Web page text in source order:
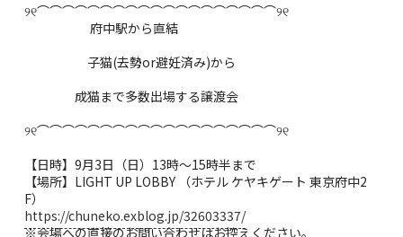
୨୧⌒⌒⌒⌒⌒⌒⌒⌒⌒⌒⌒⌒⌒⌒⌒⌒⌒⌒⌒୨୧
府中駅から直結
子猫(去勢or避妊済み)から
成猫まで多数出場する譲渡会
୨୧⌒⌒⌒⌒⌒⌒⌒⌒⌒⌒⌒⌒⌒⌒⌒⌒⌒⌒⌒୨୧
【日時】9月3日（日）13時〜15時半まで
【場所】LIGHT UP LOBBY （ホテル ケヤキゲート 東京府中2
F）
https://chuneko.exblog.jp/32603337/
※会場への直接のお問い合わせはお控えください。